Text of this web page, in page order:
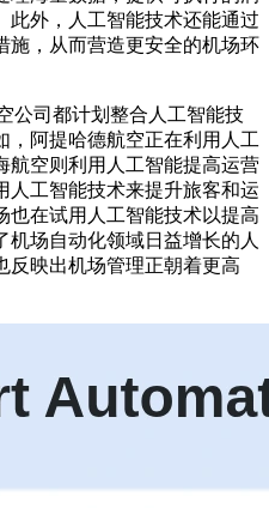
此外，人工智能技术还能通过
施，从而营造更安全的机场环
公司都计划整合人工智能技
，阿提哈德航空正在利用人工
航空则利用人工智能提高运营
人工智能技术来提升旅客和运
也在试用人工智能技术以提高
场自动化领域日益增长的人
反映出机场管理正朝着更高